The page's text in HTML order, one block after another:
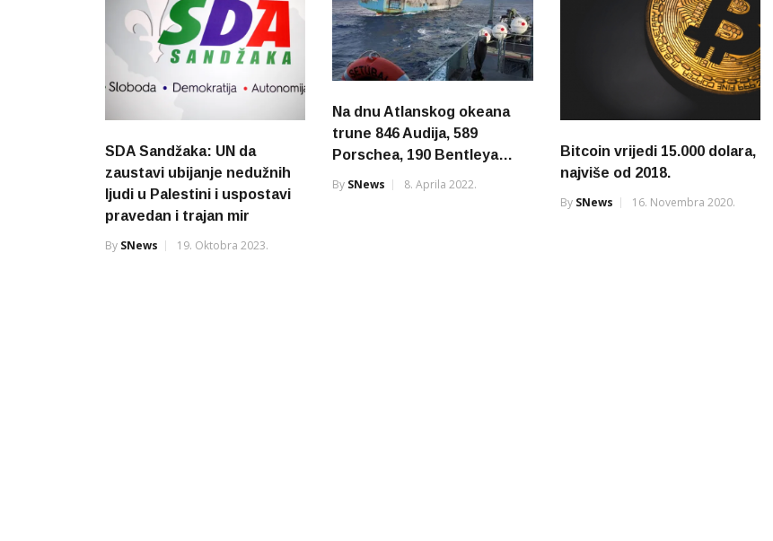
SDA Sandžaka: UN da
zaustavi ubijanje nedužnih
ljudi u Palestini i uspostavi
pravedan i trajan mir
By SNews 19. Oktobra 2023.
Na dnu Atlanskog okeana
trune 846 Audija, 589
Porschea, 190 Bentleya…
By SNews 8. Aprila 2022.
Bitcoin vrijedi 15.000 dolara,
najviše od 2018.
By SNews 16. Novembra 2020.